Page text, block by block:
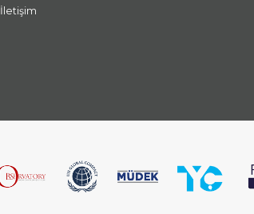
İletişim